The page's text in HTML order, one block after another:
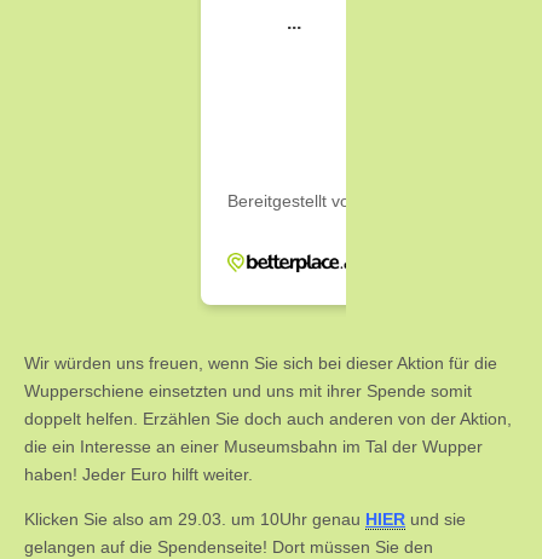
Wir würden uns freuen, wenn Sie sich bei dieser Aktion für die
Wupperschiene einsetzten und uns mit ihrer Spende somit
doppelt helfen. Erzählen Sie doch auch anderen von der Aktion,
die ein Interesse an einer Museumsbahn im Tal der Wupper
haben! Jeder Euro hilft weiter.
Klicken Sie also am 29.03. um 10Uhr genau HIER und sie
gelangen auf die Spendenseite! Dort müssen Sie den